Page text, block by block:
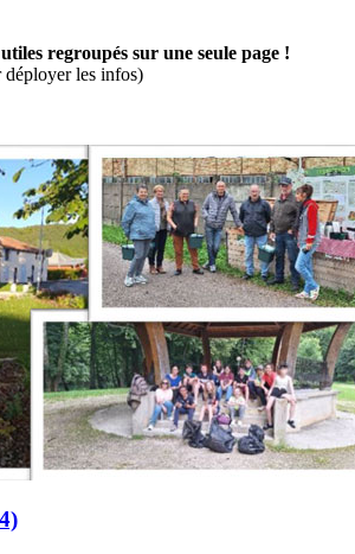
regroupés sur une seule page !
déployer les infos)